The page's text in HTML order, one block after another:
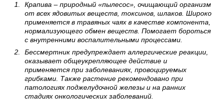
Крапива – природный «пылесос», очищающий организм
от всех ядовитых веществ, токсинов, шлаков. Широко
применяется в травяных чаях в качестве компонента,
нормализующего обмен веществ. Помогает бороться
с внутренними воспалительными процессами.
Бессмертник предупреждает аллергические реакции,
оказывает общеукрепляющее действие и
применяется при заболеваниях, провоцируемых
грибками. Также растение рекомендовано при
патологиях поджелудочной железы и на ранних
стадиях онкологических заболеваний.